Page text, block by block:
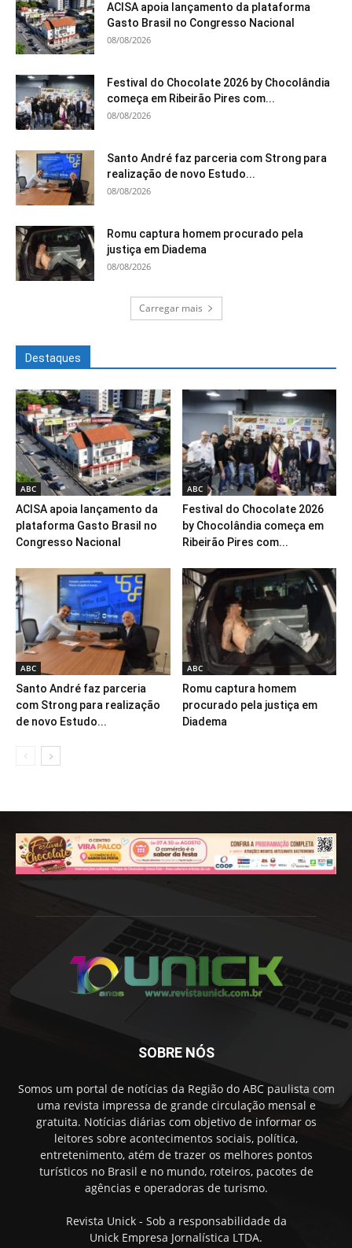
ACISA apoia lançamento da plataforma
Gasto Brasil no Congresso Nacional
08/08/2026
Festival do Chocolate 2026 by Chocolândia
começa em Ribeirão Pires com...
08/08/2026
Santo André faz parceria com Strong para
realização de novo Estudo...
08/08/2026
Romu captura homem procurado pela
justiça em Diadema
08/08/2026
Carregar mais
Destaques
ABC
ACISA apoia lançamento da
plataforma Gasto Brasil no
Congresso Nacional
ABC
Festival do Chocolate 2026
by Chocolândia começa em
Ribeirão Pires com...
ABC
Santo André faz parceria
com Strong para realização
de novo Estudo...
ABC
Romu captura homem
procurado pela justiça em
Diadema
SOBRE NÓS
Somos um portal de notícias da Região do ABC paulista com
uma revista impressa de grande circulação mensal e
gratuita. Notícias diárias com objetivo de informar os
leitores sobre acontecimentos sociais, política,
entretenimento, atém de trazer os melhores pontos
turísticos no Brasil e no mundo, roteiros, pacotes de
agências e operadoras de turismo.
Revista Unick - Sob a responsabilidade da
Unick Empresa Jornalística LTDA.